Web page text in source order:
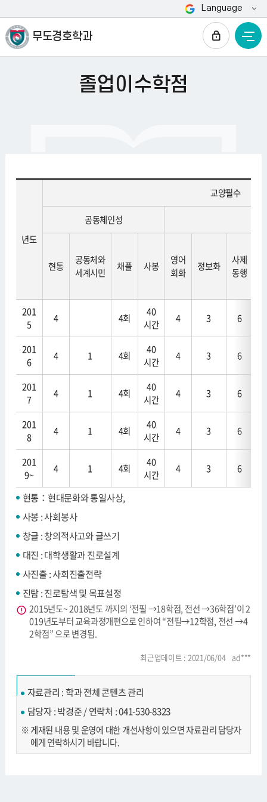
Language
무도경호학과
전
체
메
HOME 졸업이수학점
졸업이수학점
년도
교양필수
공동체인성
현통
공동체와
세계시민
채플 사봉
영어
회화
정보화
사제
동행
201
5
4 4회
40
시간
4 3 6
201
6
4 1 4회
40
시간
4 3 6
201
7
4 1 4회
40
시간
4 3 6
201
8
4 1 4회
40
시간
4 3 6
201
9~
4 1 4회
40
시간
4 3 6
현통：현대문화와 통일사상,
사봉 : 사회봉사
창글 : 창의적사고와 글쓰기
대진 : 대학생활과 진로설계
사진출 : 사회진출전략
진탐 : 진로탐색 및 목표설정
2015년도~ 2018년도 까지의 ‘전필 →18학점, 전선 →36학점’이 2
019년도부터 교육과정개편으로 인하여 “전필→12학점, 전선 →4
2학점” 으로 변경됨.
최근업데이트 : 2021/06/04 ad***
자료관리 : 학과 전체 콘텐츠 관리
담당자 : 박경준 / 연락처 : 041-530-8323
게재된 내용 및 운영에 대한 개선사항이 있으면 자료관리 담당자
에게 연락하시기 바랍니다.